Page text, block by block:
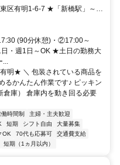
★「新橋駅」～無
(90分休憩)・②17:00～
・週1日～OK ★土日の勤務大
...
明★ ＼ 包装されている商品を
るかんたん作業です♪ ピッキン
倉庫） 倉庫内を動き回る必要
時間制
主婦・主夫歓迎
短期 シフト自由
大量募集
OK 70代も応募可
交通費支給
短期（1ヵ月以内）